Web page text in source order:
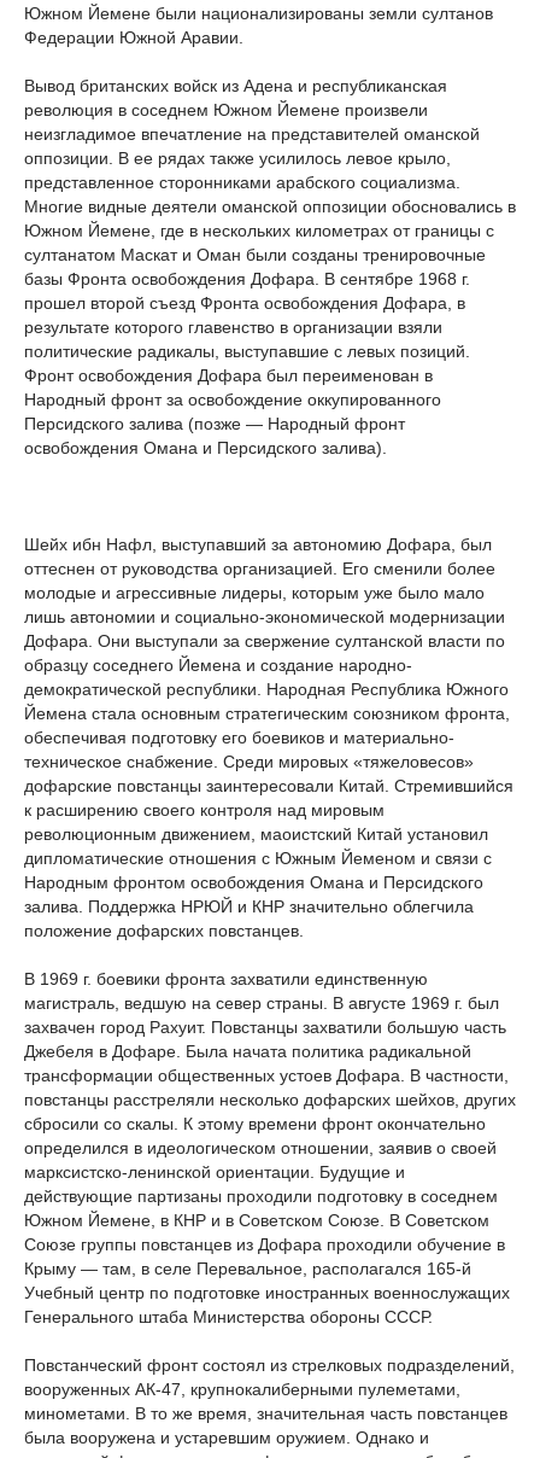
Южном Йемене были национализированы земли султанов
Федерации Южной Аравии.
Вывод британских войск из Адена и республиканская
революция в соседнем Южном Йемене произвели
неизгладимое впечатление на представителей оманской
оппозиции. В ее рядах также усилилось левое крыло,
представленное сторонниками арабского социализма.
Многие видные деятели оманской оппозиции обосновались в
Южном Йемене, где в нескольких километрах от границы с
султанатом Маскат и Оман были созданы тренировочные
базы Фронта освобождения Дофара. В сентябре 1968 г.
прошел второй съезд Фронта освобождения Дофара, в
результате которого главенство в организации взяли
политические радикалы, выступавшие с левых позиций.
Фронт освобождения Дофара был переименован в
Народный фронт за освобождение оккупированного
Персидского залива (позже — Народный фронт
освобождения Омана и Персидского залива).
Шейх ибн Нафл, выступавший за автономию Дофара, был
оттеснен от руководства организацией. Его сменили более
молодые и агрессивные лидеры, которым уже было мало
лишь автономии и социально-экономической модернизации
Дофара. Они выступали за свержение султанской власти по
образцу соседнего Йемена и создание народно-
демократической республики. Народная Республика Южного
Йемена стала основным стратегическим союзником фронта,
обеспечивая подготовку его боевиков и материально-
техническое снабжение. Среди мировых «тяжеловесов»
дофарские повстанцы заинтересовали Китай. Стремившийся
к расширению своего контроля над мировым
революционным движением, маоистский Китай установил
дипломатические отношения с Южным Йеменом и связи с
Народным фронтом освобождения Омана и Персидского
залива. Поддержка НРЮЙ и КНР значительно облегчила
положение дофарских повстанцев.
В 1969 г. боевики фронта захватили единственную
магистраль, ведшую на север страны. В августе 1969 г. был
захвачен город Рахуит. Повстанцы захватили большую часть
Джебеля в Дофаре. Была начата политика радикальной
трансформации общественных устоев Дофара. В частности,
повстанцы расстреляли несколько дофарских шейхов, других
сбросили со скалы. К этому времени фронт окончательно
определился в идеологическом отношении, заявив о своей
марксистско-ленинской ориентации. Будущие и
действующие партизаны проходили подготовку в соседнем
Южном Йемене, в КНР и в Советском Союзе. В Советском
Союзе группы повстанцев из Дофара проходили обучение в
Крыму — там, в селе Перевальное, располагался 165-й
Учебный центр по подготовке иностранных военнослужащих
Генерального штаба Министерства обороны СССР.
Повстанческий фронт состоял из стрелковых подразделений,
вооруженных АК-47, крупнокалиберными пулеметами,
минометами. В то же время, значительная часть повстанцев
была вооружена и устаревшим оружием. Однако и